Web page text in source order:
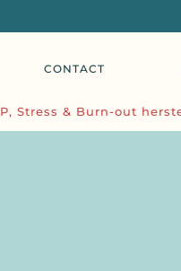
CONTACT
Stress & Burn-out